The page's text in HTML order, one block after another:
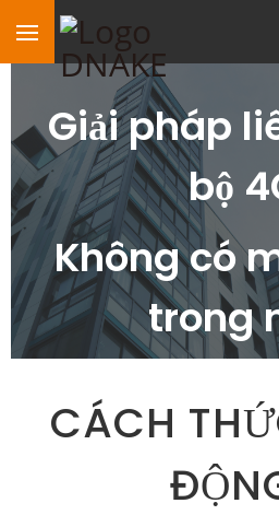
Giải pháp
bộ
Không có
trong
CÁCH